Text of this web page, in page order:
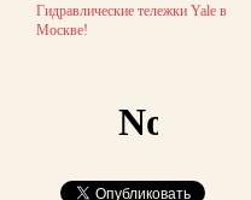
Гидравлические тележки Yale в
Москве!